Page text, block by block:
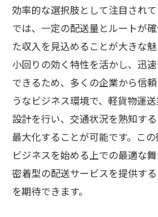
企業配送での収入安定
八王子市で企業配送を
軽貨物配送での成功体験を
ぐためのポイント
経験者が語る成功の裏側
軽貨物配送で高収入を
お客様満足度を高める
八王子市での配送ネッ
成功体験に学ぶリスク
安定収益を得るための
効率的な選択肢として注目され
では、一定の配送量とルートが
た収入を見込めることが大きな
小回りの効く特性を活かし、迅
できるため、多くの企業から信
うなビジネス環境で、軽貨物運
設計を行い、交通状況を熟知す
最大化することが可能です。こ
ビジネスを始める上での最適な
密着型の配送サービスを提供す
を期待できます。